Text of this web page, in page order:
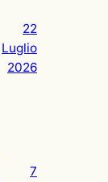
22
Luglio
2026
7